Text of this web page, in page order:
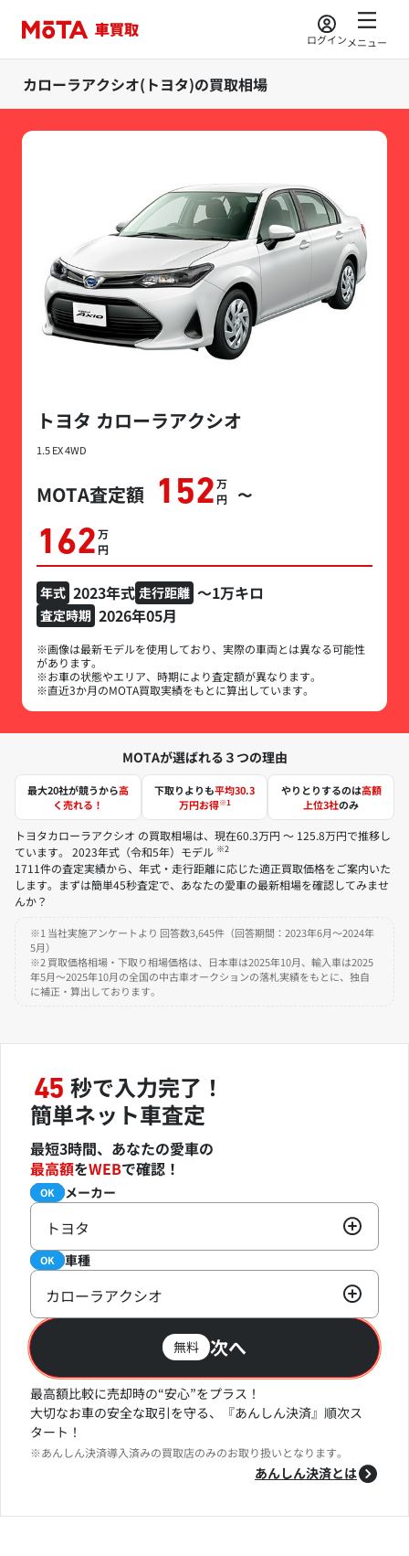
ログインメニュー
カローラアクシオ(トヨタ)の買取相場
トヨタ カローラアクシオ
1.5 EX 4WD
MOTA査定額 152万円 〜
162万円
年式 2023年式 走行距離 ～1万キロ
査定時期 2026年05月
※画像は最新モデルを使用しており、実際の車両とは異なる可能性
があります。
※お車の状態やエリア、時期により査定額が異なります。
※直近3か月のMOTA買取実績をもとに算出しています。
MOTAが選ばれる３つの理由
最大20社が競うから高
く売れる！
下取りよりも平均30.3
万円お得※1
やりとりするのは高額
上位3社のみ
トヨタカローラアクシオ の買取相場は、現在60.3万円 ～ 125.8万円で推移し
ています。 2023年式（令和5年）モデル ※2
1711件の査定実績から、年式・走行距離に応じた適正買取価格をご案内いた
します。まずは簡単45秒査定で、あなたの愛車の最新相場を確認してみませ
んか？
※1 当社実施アンケートより 回答数3,645件（回答期間：2023年6月～2024年
5月）
※2 買取価格相場・下取り相場価格は、日本車は2025年10月、輸入車は2025
年5月～2025年10月の全国の中古車オークションの落札実績をもとに、独自
に補正・算出しております。
45 秒で入力完了！
簡単ネット車査定
最短3時間、あなたの愛車の
最高額をWEBで確認！
必須 メーカー
OK
トヨタ
必須 車種
OK
カローラアクシオ
無料 次へ
最高額比較に売却時の“安心”をプラス！
大切なお車の安全な取引を守る、『あんしん決済』順次ス
タート！
※あんしん決済導入済みの買取店のみのお取り扱いとなります。
あんしん決済とは